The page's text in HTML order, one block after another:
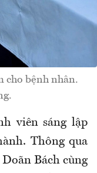
cho bệnh nhân.
viên sáng lập
Thông qua
Bách cùng